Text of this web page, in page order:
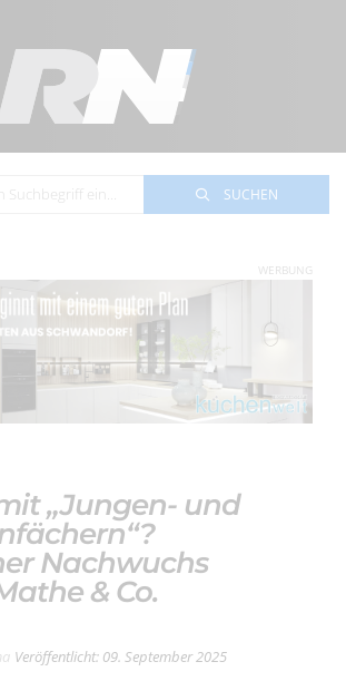
SUCHEN
WERBUNG
„Jungen- und
Nachwuchs
& Co.
Veröffentlicht: 09. September 2025